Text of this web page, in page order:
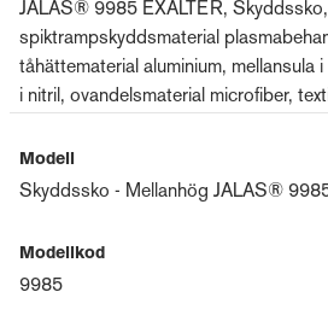
JALAS® 9985 EXALTER, Skyddssko,
spiktrampskyddsmaterial
tåhättematerial aluminium, mellansula
i nitril, ovandelsmaterial microfiber,
Modell
Skyddssko - Mellanhög JALAS®
Modellkod
9985